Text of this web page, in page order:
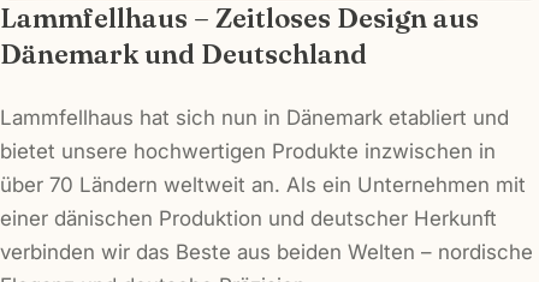
Lammfellhaus – Zeitloses Design aus
Dänemark und Deutschland
Lammfellhaus hat sich nun in Dänemark etabliert und
bietet unsere hochwertigen Produkte inzwischen in
über 70 Ländern weltweit an. Als ein Unternehmen mit
einer dänischen Produktion und deutscher Herkunft
verbinden wir das Beste aus beiden Welten – nordische